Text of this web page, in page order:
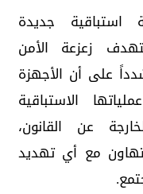
استباقية جديدة
زعزعة الأمن
على أن الأجهزة
الاستباقية
عن القانون،
مع أي تهديد